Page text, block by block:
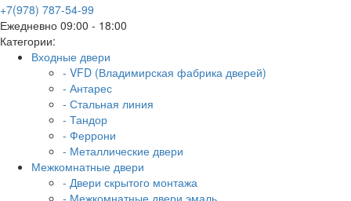
+7(978) 787-54-99
Ежедневно 09:00 - 18:00
Категории:
Входные двери
- VFD (Владимирская фабрика дверей)
- Антарес
- Стальная линия
- Тандор
- Феррони
- Металлические двери
Межкомнатные двери
- Двери скрытого монтажа
- Межкомнатные двери эмаль